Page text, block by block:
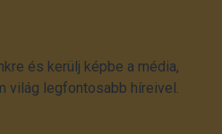
és kerülj képbe a média,
világ legfontosabb híreivel.